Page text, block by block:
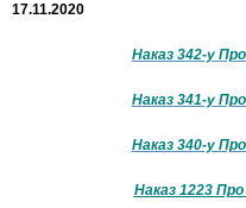
17.11.2020
Наказ 342-у
Наказ 341-у
Наказ 340-у
Наказ 1223